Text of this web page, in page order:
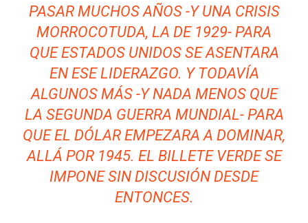
PASAR MUCHOS AÑOS -Y UNA CRISIS
MORROCOTUDA, LA DE 1929- PARA
QUE ESTADOS UNIDOS SE ASENTARA
EN ESE LIDERAZGO. Y TODAVÍA
ALGUNOS MÁS -Y NADA MENOS QUE
LA SEGUNDA GUERRA MUNDIAL- PARA
QUE EL DÓLAR EMPEZARA A DOMINAR,
ALLÁ POR 1945. EL BILLETE VERDE SE
IMPONE SIN DISCUSIÓN DESDE
ENTONCES.